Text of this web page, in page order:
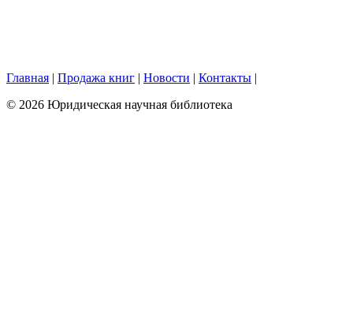
Главная | Продажа книг | Новости | Контакты |
© 2026 Юридическая научная библиотека